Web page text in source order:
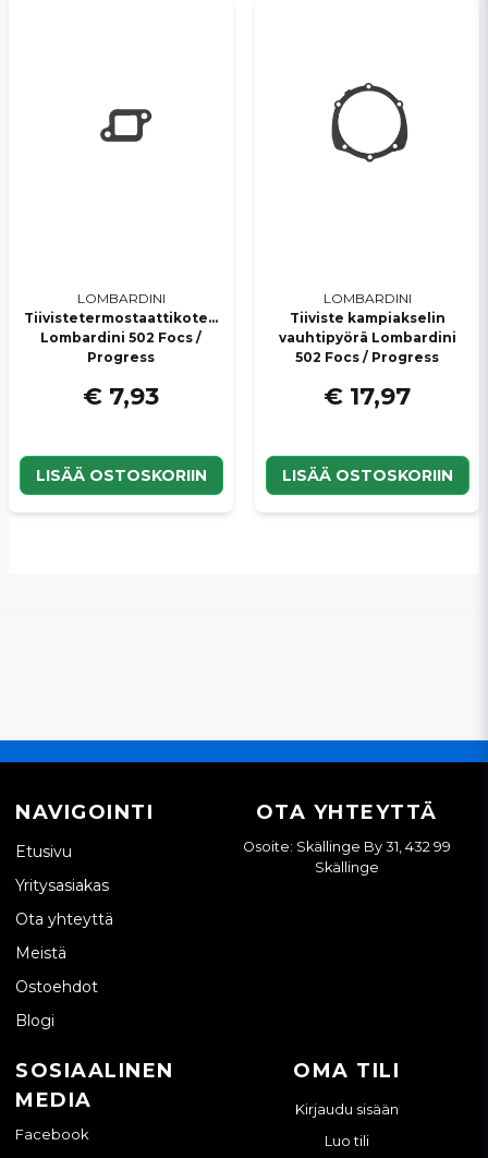
LOMBARDINI
Tiivistetermostaattikotelo
Lombardini 502 Focs /
Progress
€ 7,93
LISÄÄ OSTOSKORIIN
LOMBARDINI
Tiiviste kampiakselin
vauhtipyörä Lombardini
502 Focs / Progress
€ 17,97
LISÄÄ OSTOSKORIIN
NAVIGOINTI
Etusivu
Yritysasiakas
Ota yhteyttä
Meistä
Ostoehdot
Blogi
OTA YHTEYTTÄ
Osoite: Skällinge By 31, 432 99
Skällinge
SOSIAALINEN
MEDIA
Facebook
OMA TILI
Kirjaudu sisään
Luo tili